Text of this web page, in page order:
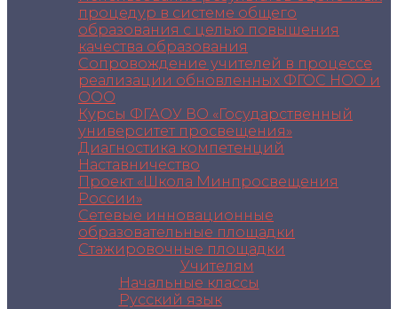
процедур в системе общего
образования с целью повышения
качества образования
Сопровождение учителей в процессе
реализации обновленных ФГОС НОО и
ООО
Курсы ФГАОУ ВО «Государственный
университет просвещения»
Диагностика компетенций
Наставничество
Проект «Школа Минпросвещения
России»
Сетевые инновационные
образовательные площадки
Стажировочные площадки
Учителям
Начальные классы
Русский язык